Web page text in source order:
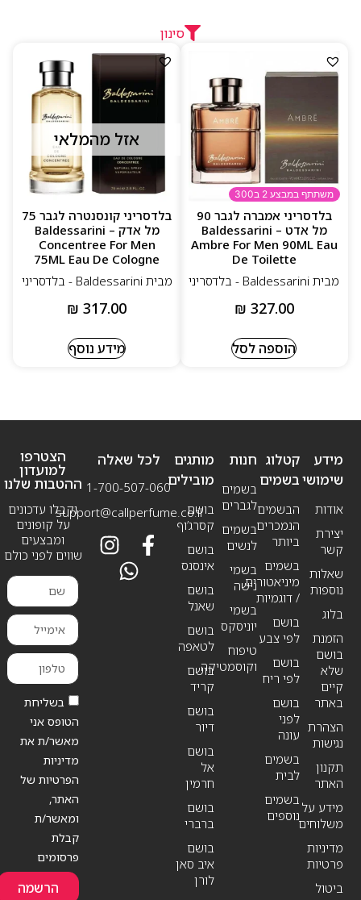
אך לא מתאמצת, ומתאימים במיוחד לגברים שמחפשים ריח
יציב ויוקרתי.
ליין הבשמים של המותג כולל יצירות מוערכות כמו
Baldessarini Classic, סדרת Ambre, ועוד ניחוחות שמזוהים
עם עוצמה, אלגנטיות ועמידות גבוהה. כל בושם מגיע בבקבוק
מעוצב בקווים נקיים ויוקרתיים, שמדגישים את החותם הגברי
הייחודי של המותג.
למה לבחור ב–Baldessarini
בישום גברי אלגנטי ובוגר עם נוכחות חזקה
תווים עציים־תבליניים עם עומק מרשים
עמידות גבוהה וניחוחות שמתפתחים יפה על העור
עיצוב פרימיום המשלים את חוויית המותג
סינון
משתתף במבצע 2 ב300
בלדסריני אמברה לגבר 90
מל אדט – Baldessarini
Ambre For Men 90ML Eau
De Toilette
מבית Baldessarini - בלדסריני
₪ 327.00
הוספה לסל
אזל מהמלאי
בלדסריני קונסנטרה לגבר 75
מל אדק – Baldessarini
Concentree For Men
75ML Eau De Cologne
מבית Baldessarini - בלדסריני
₪ 317.00
מידע נוסף
מידע
שימושי
אודות
יצירת
קשר
שאלות
נוספות
בלוג
הזמנת
בושם
שלא
קיים
באתר
הצהרת
נגישות
תקנון
האתר
מידע על
משלוחים
מדיניות
פרטיות
ביטול
חנות
בשמים
לגברים
בשמים
לנשים
בשמי
נישה
בשמי
יוניסקס
טיפוח
וקוסמטיקה
קטלוג
בשמים
הבשמים
הנמכרים
ביותר
בשמים
מיניאטורים
/ דוגמיות
בושם
לפי צבע
בושם
לפי ריח
בושם
לפני
עונה
בשמים
לבית
בשמים
נוספים
מותגים
מובילים
בושם
קסרג’וף
בושם
אינסנס
בושם
שאנל
בושם
לטאפה
בושם
קריד
בושם
דיור
בושם
אל
חרמין
בושם
ברברי
בושם
איב סאן
לורן
לכל שאלה
1-700-507-060
support@callperfume.co.il
הצטרפו
למועדון
ההטבות שלנו
וקבלו עדכונים
על קופונים
ומבצעים
שווים לפני כולם
בשליחת
הטופס אני
מאשר/ת את
מדיניות
הפרטיות של
האתר,
ומאשר/ת
קבלת
פרסומים
הרשמה